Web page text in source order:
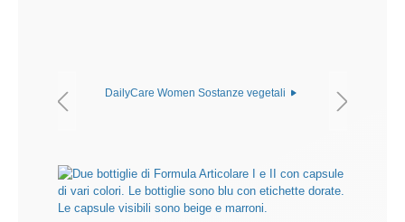
DailyCare Women Sostanze vegetali